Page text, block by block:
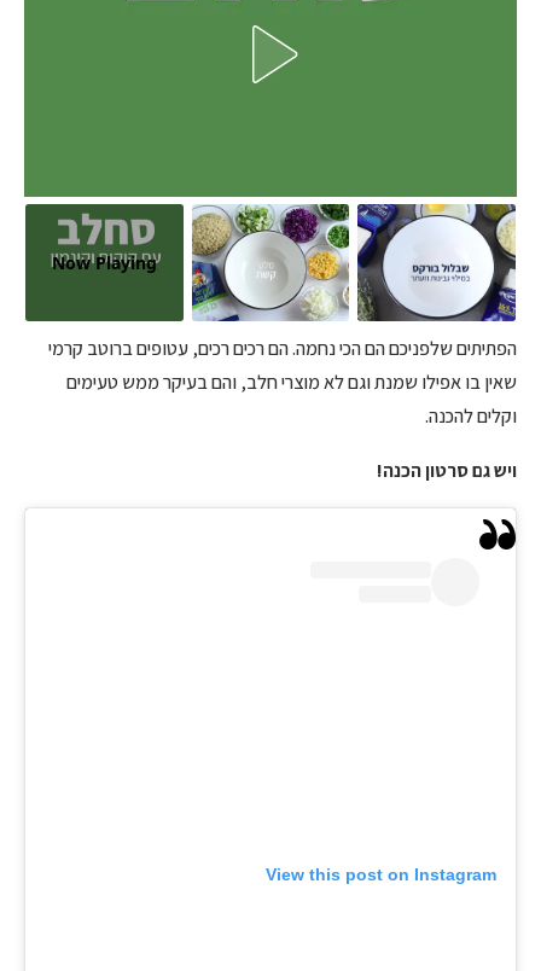
Now Playing
הפתיתים שלפניכם הם הכי נחמה. הם רכים רכים, עטופים ברוטב קרמי
שאין בו אפילו שמנת וגם לא מוצרי חלב, והם בעיקר ממש טעימים
וקלים להכנה.
ויש גם סרטון הכנה!
View this post on Instagram